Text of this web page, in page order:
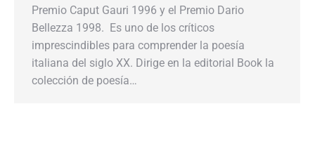
Premio Caput Gauri 1996 y el Premio Dario
Bellezza 1998. Es uno de los críticos
imprescindibles para comprender la poesía
italiana del siglo XX. Dirige en la editorial Book la
colección de poesía…